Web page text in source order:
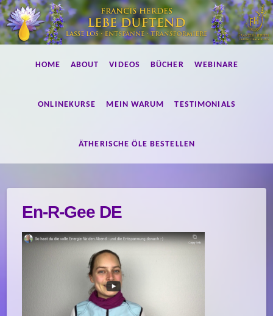
Lebe
duftend!
HOME ABOUT VIDEOS BÜCHER WEBINARE
ONLINEKURSE MEIN WARUM TESTIMONIALS
ÄTHERISCHE ÖLE BESTELLEN
En-R-Gee DE